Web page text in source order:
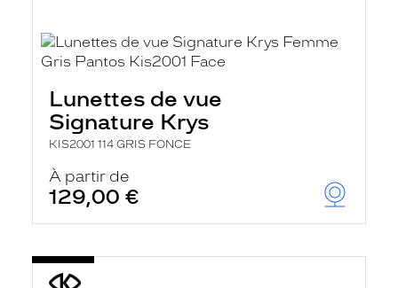
Lunettes de vue
Signature Krys
KIS2001 114 GRIS FONCE
À partir de
129,00 €